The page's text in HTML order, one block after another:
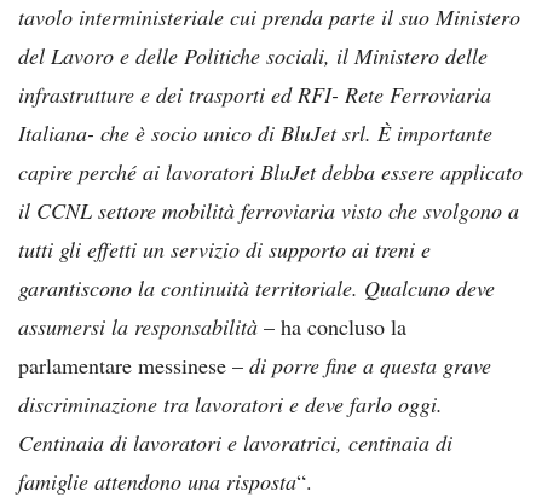
tavolo interministeriale cui prenda parte il suo Ministero
del Lavoro e delle Politiche sociali, il Ministero delle
infrastrutture e dei trasporti ed RFI- Rete Ferroviaria
Italiana- che è socio unico di BluJet srl. È importante
capire perché ai lavoratori BluJet debba essere applicato
il CCNL settore mobilità ferroviaria visto che svolgono a
tutti gli effetti un servizio di supporto ai treni e
garantiscono la continuità territoriale. Qualcuno deve
assumersi la responsabilità – ha concluso la
parlamentare messinese – di porre fine a questa grave
discriminazione tra lavoratori e deve farlo oggi.
Centinaia di lavoratori e lavoratrici, centinaia di
famiglie attendono una risposta“.